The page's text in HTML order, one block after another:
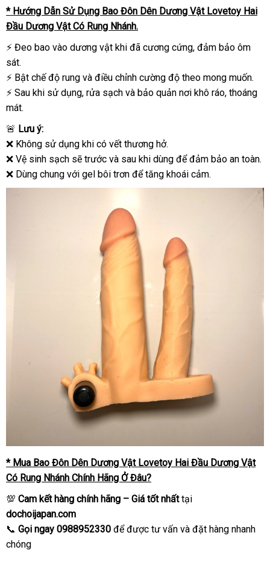
* Hướng Dẫn Sử Dụng Bao Đôn Dên Dương Vật Lovetoy Hai
Đầu Dương Vật Có Rung Nhánh.
⚡ Đeo bao vào dương vật khi đã cương cứng, đảm bảo ôm
sát.
⚡ Bật chế độ rung và điều chỉnh cường độ theo mong muốn.
⚡ Sau khi sử dụng, rửa sạch và bảo quản nơi khô ráo, thoáng
mát.
🚨 Lưu ý:
❌ Không sử dụng khi có vết thương hở.
❌ Vệ sinh sạch sẽ trước và sau khi dùng để đảm bảo an toàn.
❌ Dùng chung với gel bôi trơn để tăng khoái cảm.
* Mua Bao Đôn Dên Dương Vật Lovetoy Hai Đầu Dương Vật
Có Rung Nhánh Chính Hãng Ở Đâu?
💯 Cam kết hàng chính hãng – Giá tốt nhấttại
dochoijapan.com
📞 Gọi ngay 0988952330 để được tư vấn và đặt hàng nhanh
chóng